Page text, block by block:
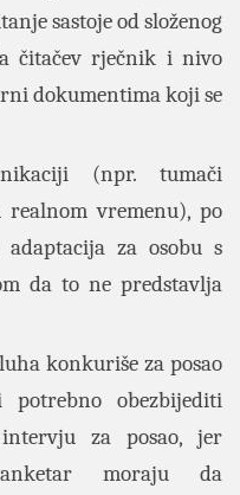
sastoje od složenog
čitačev rječnik i nivo
dokumentima koji se
(npr. tumači
vremenu), po
za osobu s
da to ne predstavlja
konkuriše za posao
obezbijediti
za posao, jer
moraju da